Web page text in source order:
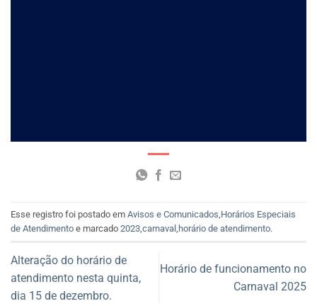
Esse registro foi postado em Avisos e Comunicados Horários Especiais
de Atendimento e marcado 2023 carnaval horário de atendimento.
Alteração do horário de
atendimento nesta quinta,
dia 15 de dezembro.
Horário de funcionamento no
Carnaval 2025